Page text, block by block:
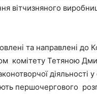
вітчизняного
та направлені до
комітету Тетяною
діяльності
першочергового